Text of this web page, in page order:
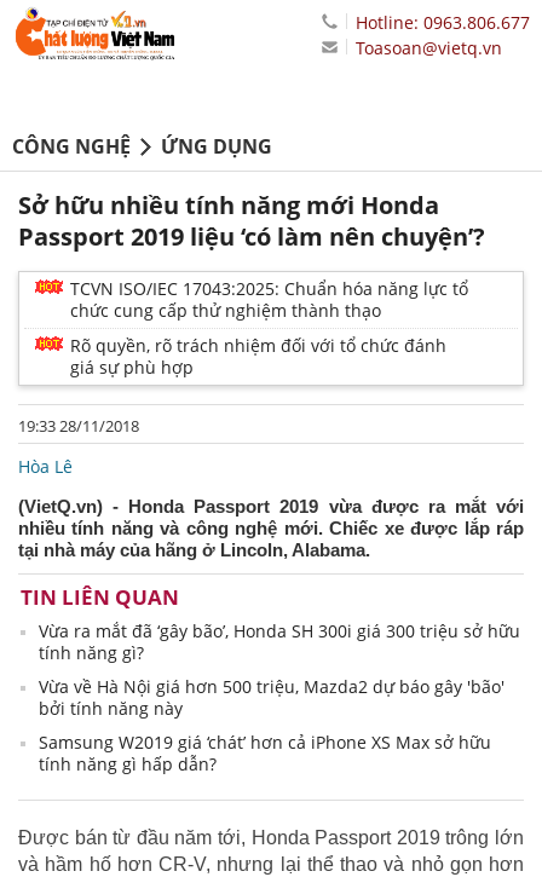
Hotline: 0963.806.677
Toasoan@vietq.vn
CÔNG NGHỆ ỨNG DỤNG
Sở hữu nhiều tính năng mới Honda
Passport 2019 liệu ‘có làm nên chuyện’?
TCVN ISO/IEC 17043:2025: Chuẩn hóa năng lực tổ
chức cung cấp thử nghiệm thành thạo
Rõ quyền, rõ trách nhiệm đối với tổ chức đánh
giá sự phù hợp
19:33 28/11/2018
Hòa Lê
(VietQ.vn) - Honda Passport 2019 vừa được ra mắt với
nhiều tính năng và công nghệ mới. Chiếc xe được lắp ráp
tại nhà máy của hãng ở Lincoln, Alabama.
TIN LIÊN QUAN
Vừa ra mắt đã ‘gây bão’, Honda SH 300i giá 300 triệu sở hữu
tính năng gì?
Vừa về Hà Nội giá hơn 500 triệu, Mazda2 dự báo gây 'bão'
bởi tính năng này
Samsung W2019 giá ‘chát’ hơn cả iPhone XS Max sở hữu
tính năng gì hấp dẫn?
Được bán từ đầu năm tới, Honda Passport 2019 trông lớn
và hầm hố hơn CR-V, nhưng lại thể thao và nhỏ gọn hơn